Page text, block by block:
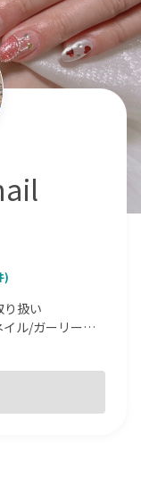
)
り扱い
ル/ガーリー系/
◎
⚡